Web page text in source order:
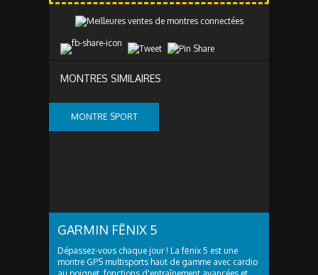
MONTRES SIMILAIRES
MONTRE SPORT
GARMIN FĒNIX 5
Dépassez-vous chaque jour ! La fēnix 5 est une
montre GPS multisports haut de gamme avec cardio